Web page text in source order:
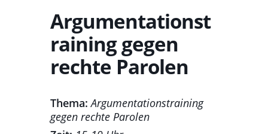
Argumentationst
raining gegen
rechte Parolen
Thema: Argumentationstraining
gegen rechte Parolen